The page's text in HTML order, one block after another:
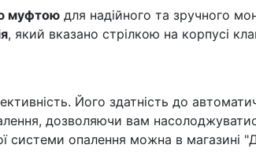
муфтою для надійного та зручного
, який вказано стрілкою на корпусі
Його здатність до
дозволяючи вам
системи опалення можна в